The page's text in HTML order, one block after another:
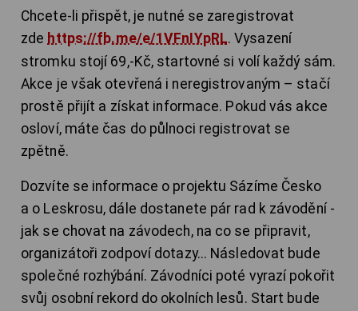
Chcete-li přispět, je nutné se zaregistrovat
zde https://fb.me/e/1VFnIYpRL. Vysazení
stromku stojí 69,-Kč, startovné si volí každý sám.
Akce je však otevřená i neregistrovaným – stačí
prostě přijít a získat informace. Pokud vás akce
osloví, máte čas do půlnoci registrovat se
zpětně.
Dozvíte se informace o projektu Sázíme Česko
a o Leskrosu, dále dostanete pár rad k závodění -
jak se chovat na závodech, na co se připravit,
organizátoři zodpoví dotazy... Následovat bude
společné rozhýbání. Závodníci poté vyrazí pokořit
svůj osobní rekord do okolních lesů. Start bude